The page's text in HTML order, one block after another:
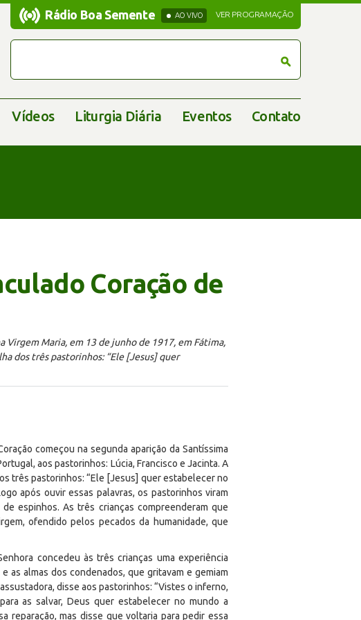
Rádio Boa Semente
Rádio Boa Semente AO VIVO VER PROGRAMAÇÃO
Vídeos Liturgia Diária Eventos Contato
Coração de
Virgem Maria, em 13 de junho de 1917, em Fátima,
dos três pastorinhos: “Ele [Jesus] quer
começou na segunda aparição da Santíssima
aos pastorinhos: Lúcia, Francisco e Jacinta. A
três pastorinhos: “Ele [Jesus] quer estabelecer no
após ouvir essas palavras, os pastorinhos viram
espinhos. As três crianças compreenderam que
ofendido pelos pecados da humanidade, que
concedeu às três crianças uma experiência
as almas dos condenados, que gritavam e gemiam
disse aos pastorinhos: “Vistes o inferno,
as salvar, Deus quer estabelecer no mundo a
reparação, mas disse que voltaria para pedir essa